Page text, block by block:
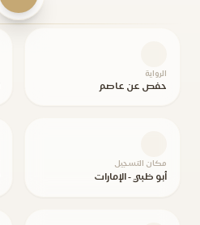
الرواية
حفص عن عاصم
مكان التسجيل
أبو ظبي - الإمارات